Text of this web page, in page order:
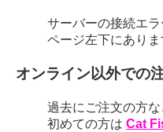
サーバーの接続エ
ページ左下にあり
オンライン以外での
過去にご注文の方
初めての方は Cat